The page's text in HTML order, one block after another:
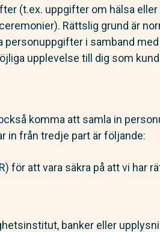
(t.ex. uppgifter om hälsa
Rättslig grund är
personuppgifter i samband
upplevelse till dig som
komma att samla in
in från tredje part är följande:
att vara säkra på att vi har
banker eller